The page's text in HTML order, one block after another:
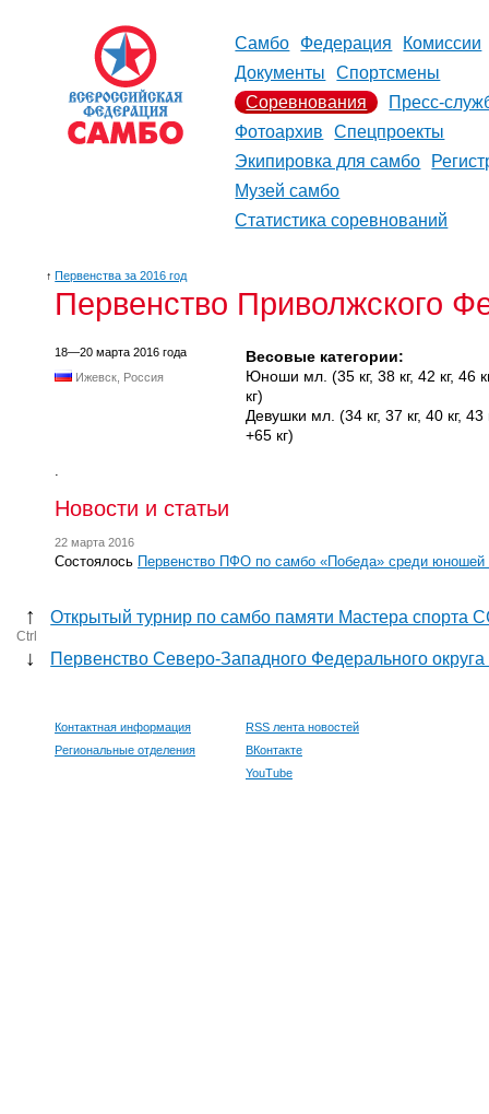
Самбо Федерация
Комиссии
Документы
Спортсмены
Соревнования
Пресс-
Фотоархив
Спецпроекты
Экипировка для самбо
Музей самбо
Статистика соревнований
↑ Первенства за 2016 год
Первенство Приволжского
18—20 марта 2016 года
Ижевск, Россия
Весовые категории:
Юноши мл. (35 кг, 38 кг, 42 кг, 46
кг)
Девушки мл. (34 кг, 37 кг, 40 кг, 43
+65 кг)
.
Новости и статьи
22 марта 2016
Состоялось Первенство ПФО по самбо «Победа» среди юношей
↑ Открытый турнир по самбо памяти Мастера спорта
Ctrl
↓ Первенство Северо-Западного Федерального
Контактная информация
Региональные отделения
RSS лента новостей
ВКонтакте
YouTube